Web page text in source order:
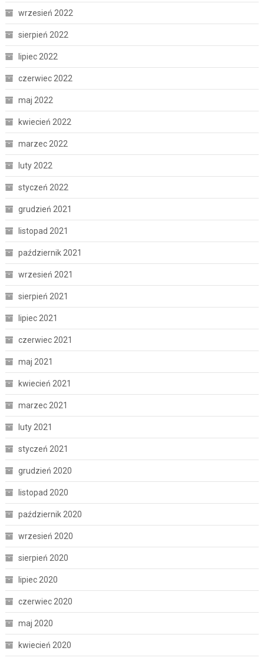
wrzesień 2022
sierpień 2022
lipiec 2022
czerwiec 2022
maj 2022
kwiecień 2022
marzec 2022
luty 2022
styczeń 2022
grudzień 2021
listopad 2021
październik 2021
wrzesień 2021
sierpień 2021
lipiec 2021
czerwiec 2021
maj 2021
kwiecień 2021
marzec 2021
luty 2021
styczeń 2021
grudzień 2020
listopad 2020
październik 2020
wrzesień 2020
sierpień 2020
lipiec 2020
czerwiec 2020
maj 2020
kwiecień 2020